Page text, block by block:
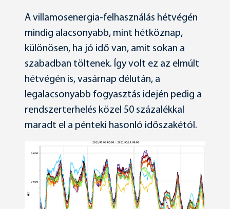
A villamosenergia-felhasználás hétvégén
mindig alacsonyabb, mint hétköznap,
különösen, ha jó idő van, amit sokan a
szabadban töltenek. Így volt ez az elmúlt
hétvégén is, vasárnap délután, a
legalacsonyabb fogyasztás idején pedig a
rendszerterhelés közel 50 százalékkal
maradt el a pénteki hasonló időszakétól.